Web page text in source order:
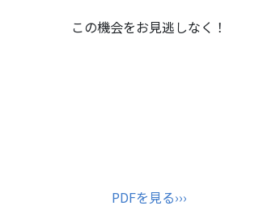
この機会をお見逃しなく！
PDFを見る›››